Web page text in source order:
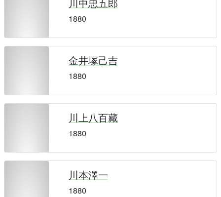
1880
金井塚己吉
1880
川上八百藏
1880
川本澤一
1880